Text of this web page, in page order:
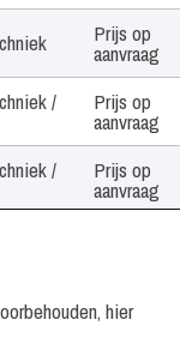
Prijs op
aanvraag
/ Prijs op
aanvraag
/ Prijs op
aanvraag
/ Prijs op
aanvraag
hier